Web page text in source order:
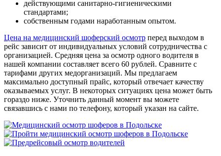
действующими санитарно-гигиеническими
стандартами;
собственным годами наработанным опытом.
Цена на медицинский шоферский осмотр перед выходом в
рейс зависит от индивидуальных условий сотрудничества с
организацией. Средняя цена за осмотр одного водителя в
нашей компании составляет всего 60 рублей. Сравните с
тарифами других медорганизаций. Мы предлагаем
максимально доступный прайс, который отвечает качеству
оказываемых услуг. В некоторых ситуациях цена может быть
гораздо ниже. Уточнить данный момент вы можете
связавшись с нами по телефону, который указан на сайте.